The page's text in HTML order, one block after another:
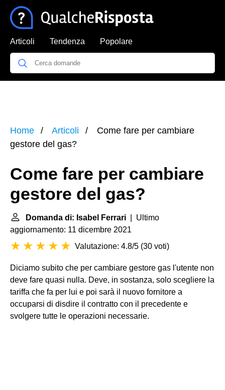
Articoli Tendenza Popolare
Home Articoli
Come fare per cambiare
gestore del gas?
Come fare per cambiare
gestore del gas?
Domanda di: Isabel Ferrari | Ultimo
aggiornamento: 11 dicembre 2021
Valutazione: 4.8/5 (30 voti)
Diciamo subito che per cambiare gestore gas l'utente non
deve fare quasi nulla. Deve, in sostanza, solo scegliere la
tariffa che fa per lui e poi sarà il nuovo fornitore a
occuparsi di disdire il contratto con il precedente e
svolgere tutte le operazioni necessarie.